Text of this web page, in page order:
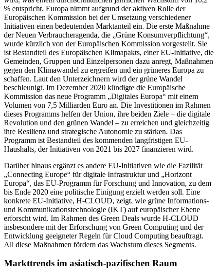
% entspricht. Europa nimmt aufgrund der aktiven Rolle der
Europäischen Kommission bei der Umsetzung verschiedener
Initiativen einen bedeutenden Marktanteil ein. Die erste Maßnahme
der Neuen Verbraucheragenda, die „Grüne Konsumverpflichtung“,
wurde kürzlich von der Europäischen Kommission vorgestellt. Sie
ist Bestandteil des Europäischen Klimapakts, einer EU-Initiative, die
Gemeinden, Gruppen und Einzelpersonen dazu anregt, Maßnahmen
gegen den Klimawandel zu ergreifen und ein grüneres Europa zu
schaffen. Laut den Unterzeichnern wird der grüne Wandel
beschleunigt. Im Dezember 2020 kündigte die Europäische
Kommission das neue Programm „Digitales Europa“ mit einem
Volumen von 7,5 Milliarden Euro an. Die Investitionen im Rahmen
dieses Programms helfen der Union, ihre beiden Ziele – die digitale
Revolution und den grünen Wandel – zu erreichen und gleichzeitig
ihre Resilienz und strategische Autonomie zu stärken. Das
Programm ist Bestandteil des kommenden langfristigen EU-
Haushalts, der Initiativen von 2021 bis 2027 finanzieren wird.
Darüber hinaus ergänzt es andere EU-Initiativen wie die Fazilität
„Connecting Europe“ für digitale Infrastruktur und „Horizont
Europa“, das EU-Programm für Forschung und Innovation, zu dem
bis Ende 2020 eine politische Einigung erzielt werden soll. Eine
konkrete EU-Initiative, H-CLOUD, zeigt, wie grüne Informations-
und Kommunikationstechnologie (IKT) auf europäischer Ebene
erforscht wird. Im Rahmen des Green Deals wurde H-CLOUD
insbesondere mit der Erforschung von Green Computing und der
Entwicklung geeigneter Regeln für Cloud Computing beauftragt.
All diese Maßnahmen fördern das Wachstum dieses Segments.
Markttrends im asiatisch-pazifischen Raum